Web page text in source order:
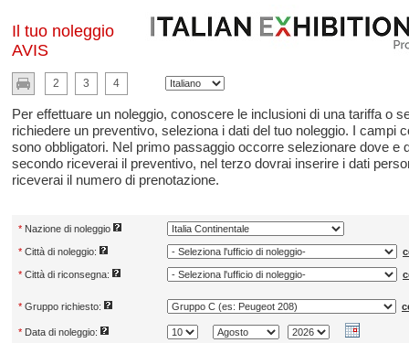
Il tuo noleggio
AVIS
2 3 4
Per effettuare un noleggio, conoscere le inclusioni di una tariffa o
richiedere un preventivo, seleziona i dati del tuo noleggio. I campi
sono obbligatori. Nel primo passaggio occorre selezionare dove e
secondo riceverai il preventivo, nel terzo dovrai inserire i dati
riceverai il numero di prenotazione.
* Nazione di noleggio
* Città di noleggio:
* Città di riconsegna:
* Gruppo richiesto:
* Data di noleggio: